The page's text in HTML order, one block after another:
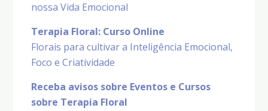
nossa Vida Emocional
Terapia Floral: Curso Online
Florais para cultivar a Inteligência Emocional,
Foco e Criatividade
Receba avisos sobre Eventos e Cursos
sobre Terapia Floral